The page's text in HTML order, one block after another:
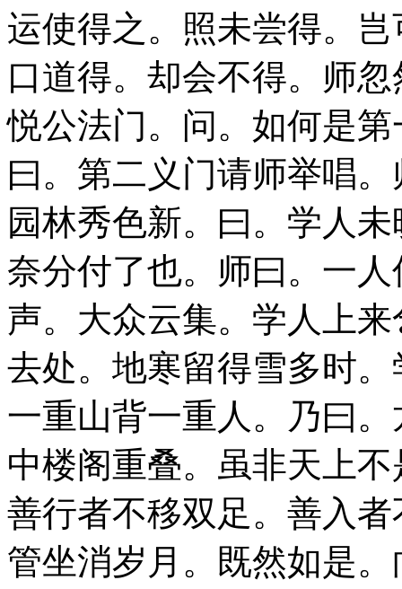
运使得之。照未尝得。
口道得。却会不得。师
悦公法门。问。如何是
曰。第二义门请师举唱
园林秀色新。曰。学人
奈分付了也。师曰。一
声。大众云集。学人上
去处。地寒留得雪多时
一重山背一重人。乃曰
中楼阁重叠。虽非天上
善行者不移双足。善入
管坐消岁月。既然如是